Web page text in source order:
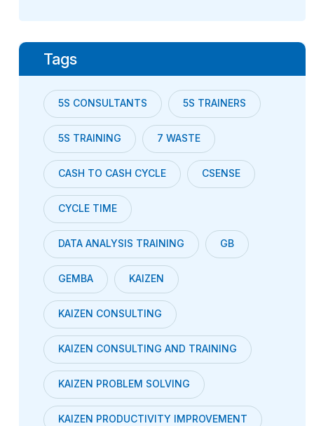
Tags
5S CONSULTANTS 5S TRAINERS
5S TRAINING 7 WASTE
CASH TO CASH CYCLE CSENSE
CYCLE TIME
DATA ANALYSIS TRAINING GB
GEMBA KAIZEN
KAIZEN CONSULTING
KAIZEN CONSULTING AND TRAINING
KAIZEN PROBLEM SOLVING
KAIZEN PRODUCTIVITY IMPROVEMENT